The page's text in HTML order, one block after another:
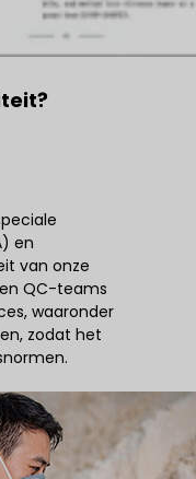
en
van onze
QC-teams
waaronder
zodat het